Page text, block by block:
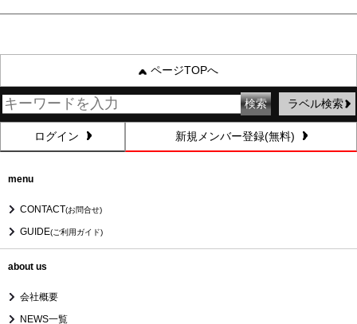
ページTOPへ
ラベル検索
ログイン 新規メンバー登録(無料)
menu
CONTACT(お問合せ)
GUIDE(ご利用ガイド)
about us
会社概要
NEWS一覧